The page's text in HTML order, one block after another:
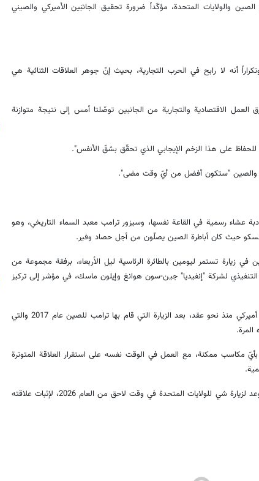
والولايات المتحدة، مؤكّداً ضرورة تحقيق الجانبَين الأميركي والصيني
أنه لا رابح في الحرب التجارية، بحيث إنّ جوهر العلاقات الثنائية هي
الاقتصادية والتجارية من الجانبين توصّلتا أمس إلى نتيجة متوازنة
للحفاظ على هذا الزخم الإيجابي الذي تحقّق بشقّ الأنفس".
والصين "ستكون أفضل من أيّ وقت مضى".
عشاء رسمية في القاعة نفسها، وسيزور ترامب معبد السماء التاريخي، وهو
حيث كان أباطرة الصين يصلّون من أجل حصاد وفير.
زيارة تستمر ليومين بالطائرة الرئاسية ليل الأربعاء، برفقة مجموعة من
التنفيذي لشركة "إنفيديا" جين-سون هوانغ وإيلون ماسك، في مؤشر إلى تركيز
وتُعدّ هذه الرحلة إلى بكين الأولى لرئيس أميركي منذ نحو عقد، بعد الزيارة التي قام بها ترامب للصين عام 2017 والتي
مكاسب ممكنة، مع العمل في الوقت نفسه على استقرار العلاقة المتوترة
كما يأمل ترامب في المغادرة مع تحديد موعد لزيارة شي للولايات المتحدة في وقت لاحق من العام 2026، لإثبات علاقته